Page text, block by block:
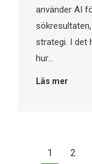
använder AI
strategi. I det
hur…
Läs mer
1 2